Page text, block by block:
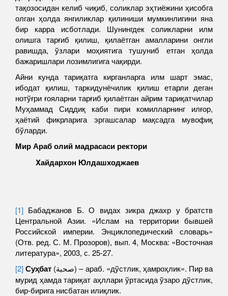
тақозосидан келиб чиқиб, соликлар эҳтиёжини ҳисобга
олган ҳолда янгиликлар қилиниши мумкинлигини яна
бир карра исботлади. Шунингдек соликларни илм
олишга тарғиб қилиш, қилаётган амалларини онгли
равишда, ўзлари моҳиятига тушуниб етган ҳолда
бажаришлари лозимлигига чақирди.
Айни кунда тариқатга кирганларга илм шарт эмас,
ибодат қилиш, таркидунёчилик қилиш етарли деган
нотўғри ғояларни тарғиб қилаётган айрим тариқатчилар
Муҳаммад Сиддиқ каби пири комилларнинг илғор,
ҳаётий фикрларига эргашсалар мақсадга мувофиқ
бўларди.
Мир Араболий мадрасаси ректори
Xайдархон Юлдашходжаев
[1] Бабаджанов Б. О видах зикра джахр у братств
Центральной Азии. «Ислам на территории бывшей
Российской империи. Энциклопедический словарь»
(Отв. ред. С. М. Прозоров), вып. 4, Москва: «Восточная
литература», 2003, с. 25-27.
[2]Суҳбат (صحبة) – араб. «дўстлик, ҳамроҳлик». Пир ва
мурид ҳамда тариқат аҳллари ўртасида ўзаро дўстлик,
бир-бирига нисбатан илиқлик.